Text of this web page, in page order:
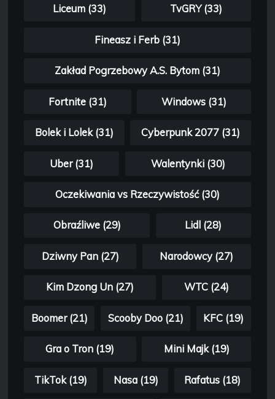
Liceum (33) TvGRY (33)
Fineasz i Ferb (31)
Zakład Pogrzebowy A.S. Bytom (31)
Fortnite (31) Windows (31)
Bolek i Lolek (31) Cyberpunk 2077 (31)
Uber (31) Walentynki (30)
Oczekiwania vs Rzeczywistość (30)
Obraźliwe (29) Lidl (28)
Dziwny Pan (27) Narodowcy (27)
Kim Dzong Un (27) WTC (24)
Boomer (21) Scooby Doo (21) KFC (19)
Gra o Tron (19) Mini Majk (19)
TikTok (19) Nasa (19) Rafatus (18)